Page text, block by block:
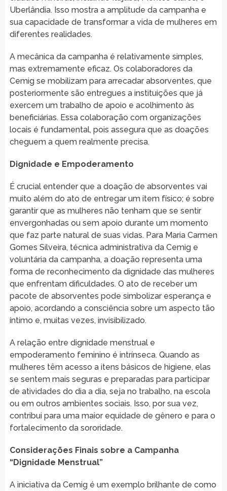
Uberlândia. Isso mostra a amplitude da campanha e
sua capacidade de transformar a vida de mulheres em
diferentes realidades.
A mecânica da campanha é relativamente simples,
mas extremamente eficaz. Os colaboradores da
Cemig se mobilizam para arrecadar absorventes, que
posteriormente são entregues a instituições que já
exercem um trabalho de apoio e acolhimento às
beneficiárias. Essa colaboração com organizações
locais é fundamental, pois assegura que as doações
cheguem a quem realmente precisa.
Dignidade e Empoderamento
É crucial entender que a doação de absorventes vai
muito além do ato de entregar um item físico; é sobre
garantir que as mulheres não tenham que se sentir
envergonhadas ou sem apoio durante um momento
que faz parte natural de suas vidas. Para Maria Carmen
Gomes Silveira, técnica administrativa da Cemig e
voluntária da campanha, a doação representa uma
forma de reconhecimento da dignidade das mulheres
que enfrentam dificuldades. O ato de receber um
pacote de absorventes pode simbolizar esperança e
apoio, acordando a consciência sobre um aspecto tão
íntimo e, muitas vezes, invisibilizado.
A relação entre dignidade menstrual e
empoderamento feminino é intrínseca. Quando as
mulheres têm acesso a itens básicos de higiene, elas
se sentem mais seguras e preparadas para participar
de atividades do dia a dia, seja no trabalho, na escola
ou em outros ambientes sociais. Isso, por sua vez,
contribui para uma maior equidade de gênero e para o
fortalecimento da sororidade.
Considerações Finais sobre a Campanha
“Dignidade Menstrual”
A iniciativa da Cemig é um exemplo brilhante de como